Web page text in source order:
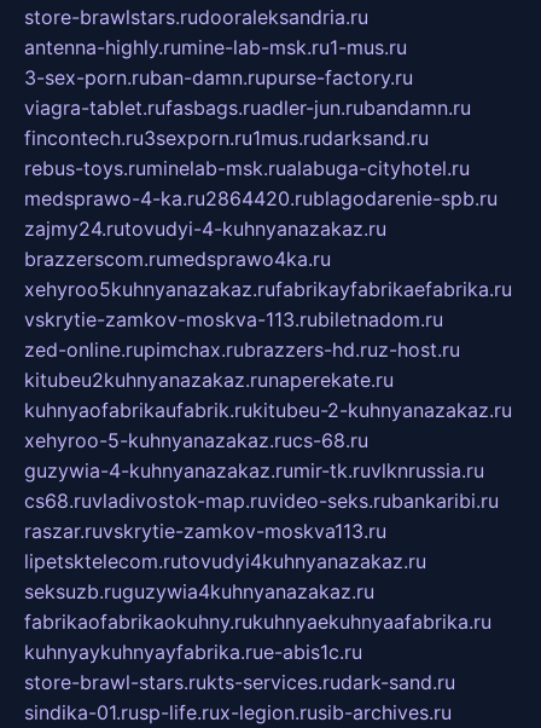
store-brawlstars.rudooraleksandria.ru
antenna-highly.rumine-lab-msk.ru1-mus.ru
3-sex-porn.ruban-damn.rupurse-factory.ru
viagra-tablet.rufasbags.ruadler-jun.rubandamn.ru
fincontech.ru3sexporn.ru1mus.rudarksand.ru
rebus-toys.ruminelab-msk.rualabuga-cityhotel.ru
medsprawo-4-ka.ru2864420.rublagodarenie-spb.ru
zajmy24.rutovudyi-4-kuhnyanazakaz.ru
brazzerscom.rumedsprawo4ka.ru
xehyroo5kuhnyanazakaz.rufabrikayfabrikaefabrika.ru
vskrytie-zamkov-moskva-113.rubiletnadom.ru
zed-online.rupimchax.rubrazzers-hd.ruz-host.ru
kitubeu2kuhnyanazakaz.runaperekate.ru
kuhnyaofabrikaufabrik.rukitubeu-2-kuhnyanazakaz.ru
xehyroo-5-kuhnyanazakaz.rucs-68.ru
guzywia-4-kuhnyanazakaz.rumir-tk.ruvlknrussia.ru
cs68.ruvladivostok-map.ruvideo-seks.rubankaribi.ru
raszar.ruvskrytie-zamkov-moskva113.ru
lipetsktelecom.rutovudyi4kuhnyanazakaz.ru
seksuzb.ruguzywia4kuhnyanazakaz.ru
fabrikaofabrikaokuhny.rukuhnyaekuhnyaafabrika.ru
kuhnyaykuhnyayfabrika.rue-abis1c.ru
store-brawl-stars.rukts-services.rudark-sand.ru
sindika-01.rusp-life.rux-legion.rusib-archives.ru